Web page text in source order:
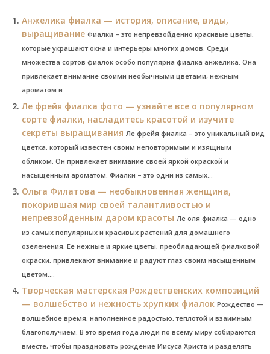
Анжелика фиалка — история, описание, виды,
выращивание Фиалки – это непревзойденно красивые цветы,
которые украшают окна и интерьеры многих домов. Среди
множества сортов фиалок особо популярна фиалка анжелика. Она
привлекает внимание своими необычными цветами, нежным
ароматом и...
Ле фрейя фиалка фото — узнайте все о популярном
сорте фиалки, насладитесь красотой и изучите
секреты выращивания Ле фрейя фиалка – это уникальный вид
цветка, который известен своим неповторимым и изящным
обликом. Он привлекает внимание своей яркой окраской и
насыщенным ароматом. Фиалки – это одни из самых...
Ольга Филатова — необыкновенная женщина,
покорившая мир своей талантливостью и
непревзойденным даром красоты Ле оля фиалка — одно
из самых популярных и красивых растений для домашнего
озеленения. Ее нежные и яркие цветы, преобладающей фиалковой
окраски, привлекают внимание и радуют глаз своим насыщенным
цветом....
Творческая мастерская Рождественских композиций
— волшебство и нежность хрупких фиалок Рождество —
волшебное время, наполненное радостью, теплотой и взаимным
благополучием. В это время года люди по всему миру собираются
вместе, чтобы праздновать рождение Иисуса Христа и разделять